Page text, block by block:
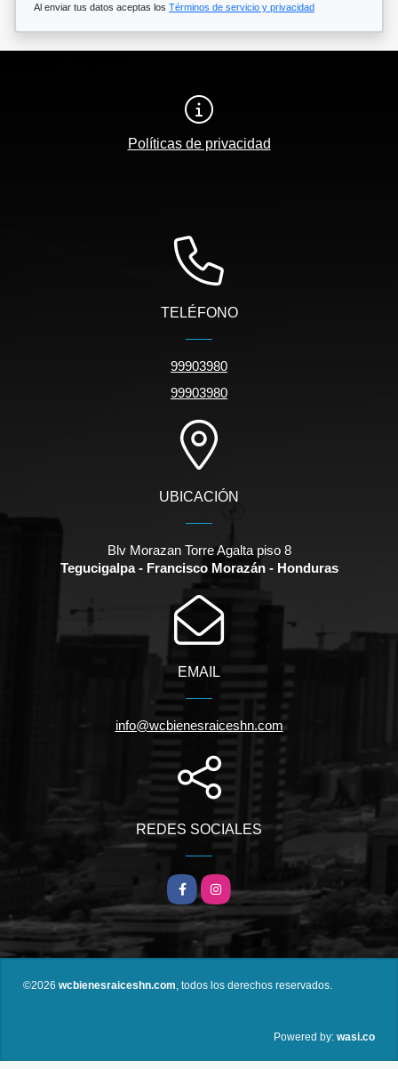
Al enviar tus datos aceptas los Términos de servicio y privacidad
Políticas de privacidad
TELÉFONO
99903980
99903980
UBICACIÓN
Blv Morazan Torre Agalta piso 8
Tegucigalpa - Francisco Morazán - Honduras
EMAIL
info@wcbienesraiceshn.com
REDES SOCIALES
Facebook
Instagram
©2026 wcbienesraiceshn.com , todos los derechos reservados.
Powered by: wasi.co